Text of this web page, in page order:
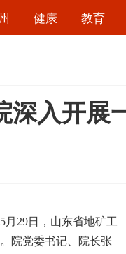
健康 教育
深入开展
29日，山东省地矿工
院党委书记、院长张